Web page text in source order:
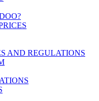
AND REGULATIONS